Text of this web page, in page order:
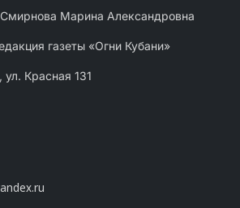
Смирнова Марина Александровна
газеты «Огни Кубани»
ул. Красная 131